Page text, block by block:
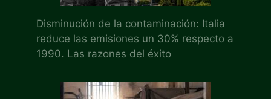
Disminución de la contaminación: Italia
reduce las emisiones un 30% respecto a
1990. Las razones del éxito